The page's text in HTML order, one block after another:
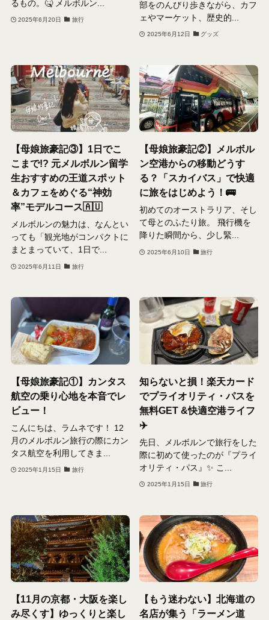
るもの。🤒 メルボルン...
2025年6月20日 旅行
部をのんびり歩きながら、カフ
ェやマーケット、歴史的...
2025年6月12日 グッズ
【母娘旅豪記③】1日でこ
こまで!? 元メルボルン留学
生おすすめの王道スポット
＆カフェをめぐる“神効
率”モデルコース🇦🇺
メルボルンの魅力は、なんとい
っても「観光地がコンパクトに
まとまっていて、1日で...
2025年6月11日 旅行
【母娘旅豪記②】メルボル
ン空港からの移動どうす
る？「スカイバス」で快適
に旅をはじめよう！🚌
初めてのオーストラリア、そし
て母とのふたり旅。 飛行機を
降りた瞬間から、少し緊...
2025年6月10日 旅行
【母娘旅豪記①】カンタス
航空の乗り心地を本音でレ
ビュー！
こんにちは、ラムネです！ 12
月のメルボルン旅行の際にカン
タス航空を利用してきま...
2025年1月15日 旅行
知らないと損！楽天カード
でプライオリティ・パスを
無料GET &快適空港ライフ
✈️
先日、メルボルンで旅行をした
際に初めて使ったのが『プライ
オリティ・パス』✨ こ...
2025年1月15日 旅行
【11月の京都・大阪を楽し
み尽くす】ゆっくりと楽し
【もう迷わない】北海道の
名店が集う「ラーメン道